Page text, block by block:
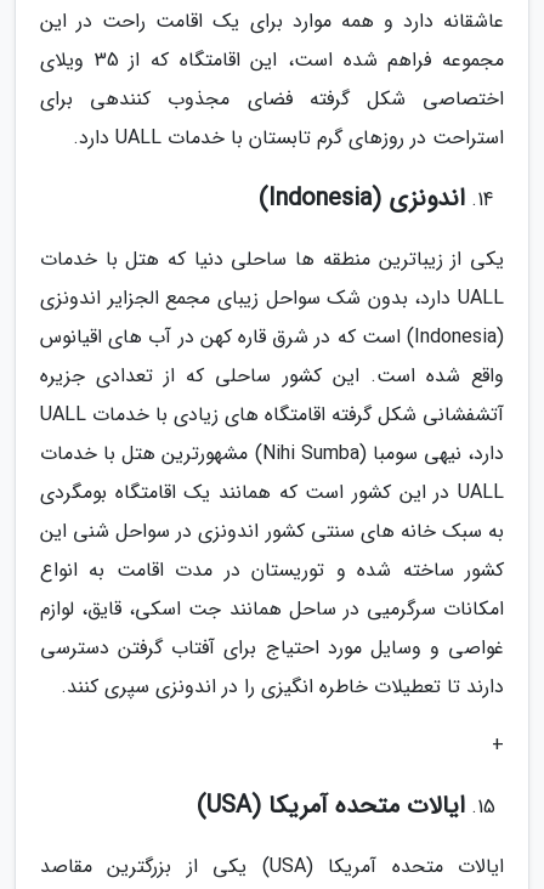
عاشقانه دارد و همه موارد برای یک اقامت راحت در این
مجموعه فراهم شده است، این اقامتگاه که از 35 ویلای
اختصاصی شکل گرفته فضای مجذوب کنندهی برای
استراحت در روزهای گرم تابستان با خدمات UALL دارد.
اندونزی (Indonesia)
یکی از زیباترین منطقه ها ساحلی دنیا که هتل با خدمات
UALL دارد، بدون شک سواحل زیبای مجمع الجزایر اندونزی
(Indonesia) است که در شرق قاره کهن در آب های اقیانوس
واقع شده است. این کشور ساحلی که از تعدادی جزیره
آتشفشانی شکل گرفته اقامتگاه های زیادی با خدمات UALL
دارد، نیهی سومبا (Nihi Sumba) مشهورترین هتل با خدمات
UALL در این کشور است که همانند یک اقامتگاه بومگردی
به سبک خانه های سنتی کشور اندونزی در سواحل شنی این
کشور ساخته شده و توریستان در مدت اقامت به انواع
امکانات سرگرمیی در ساحل همانند جت اسکی، قایق، لوازم
غواصی و وسایل مورد احتیاج برای آفتاب گرفتن دسترسی
دارند تا تعطیلات خاطره انگیزی را در اندونزی سپری کنند.
+
ایالات متحده آمریکا (USA)
ایالات متحده آمریکا (USA) یکی از بزرگترین مقاصد